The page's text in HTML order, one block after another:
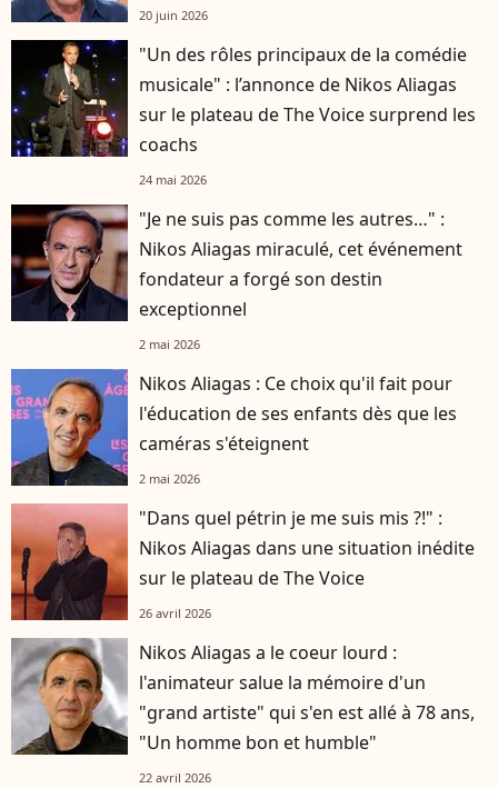
20 juin 2026
"Un des rôles principaux de la comédie
musicale" : l’annonce de Nikos Aliagas
sur le plateau de The Voice surprend les
coachs
24 mai 2026
"Je ne suis pas comme les autres…" :
Nikos Aliagas miraculé, cet événement
fondateur a forgé son destin
exceptionnel
2 mai 2026
Nikos Aliagas : Ce choix qu'il fait pour
l'éducation de ses enfants dès que les
caméras s'éteignent
2 mai 2026
"Dans quel pétrin je me suis mis ?!" :
Nikos Aliagas dans une situation inédite
sur le plateau de The Voice
26 avril 2026
Nikos Aliagas a le coeur lourd :
l'animateur salue la mémoire d'un
"grand artiste" qui s'en est allé à 78 ans,
"Un homme bon et humble"
22 avril 2026